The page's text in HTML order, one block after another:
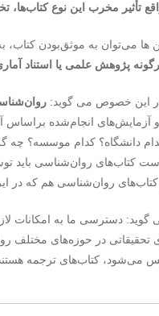
تأثیر مخرب این نوع
ها می‌توان به موثق‌بودن
پژوهش علمی یا استناد
این خصوص می گوید:
آزمایش‌های انجام‌شده براساس
دانشگاه؟ کدام موسسه؟ چه
کتاب‌های روان‌شناسی باید
کتاب‌های روان‌شناسی هم که
گوید: دسترسی ما به امکانات
تحقیقاتی در حوزه‌های مختلف
می‌شود، کتاب‌های ترجمه